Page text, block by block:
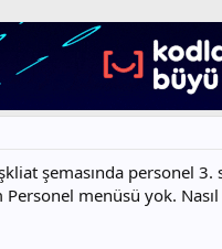
şemasında personel
Personel menüsü yok.